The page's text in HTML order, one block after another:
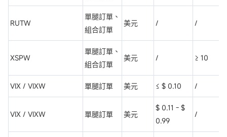
RUTW
單腿訂單、
組合訂單
美元 / /
XSPW
單腿訂單、
組合訂單
美元 / ≥ 10
VIX / VIXW 單腿訂單 美元 ≤ $ 0.10 /
VIX / VIXW 單腿訂單 美元
$ 0.11 - $
0.99
/